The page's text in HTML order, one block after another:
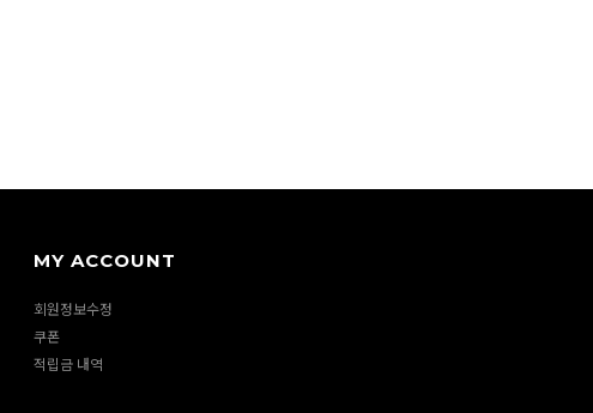
MY ACCOUNT
회원정보수정
쿠폰
적립금 내역